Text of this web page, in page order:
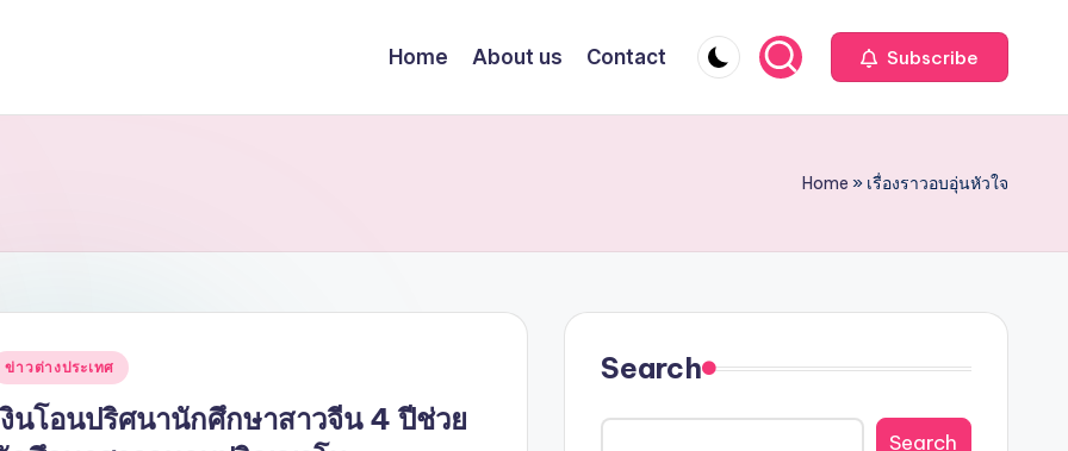
Home About us Contact Subscribe
Home » เรื่องราวอบอุ่นหัวใจ
ข่าวต่างประเทศ
งินโอนปริศนานักศึกษาสาวจีน 4 ปีช่วย
Search
Search